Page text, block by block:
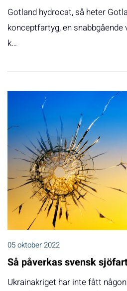
Gotland hydrocat, så heter
konceptfartyg, en
k…
05 oktober 2022
Så påverkas svensk
Ukrainakriget har inte fått